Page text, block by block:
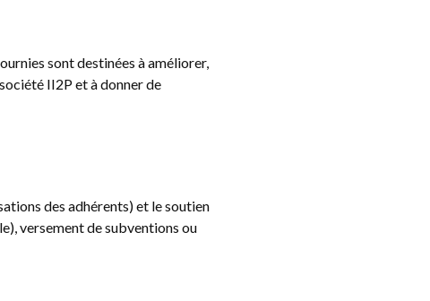
sont destinées à améliorer,
II2P et à donner de
des adhérents) et le soutien
versement de subventions ou